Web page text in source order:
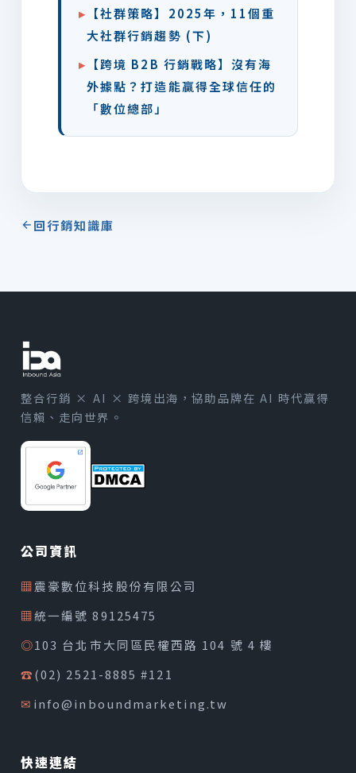
▸ 【社群策略】2025年，11個重
大社群行銷趨勢 (下)
▸ 【跨境 B2B 行銷戰略】沒有海
外據點？打造能贏得全球信任的
「數位總部」
回行銷知識庫
整合行銷 × AI × 跨境出海，協助品牌在 AI 時代贏得
信賴、走向世界。
公司資訊
▦震豪數位科技股份有限公司
▦統一編號 89125475
◎103 台北市大同區民權西路 104 號 4 樓
☎(02) 2521-8885 #121
✉ info@inboundmarketing.tw
快速連結